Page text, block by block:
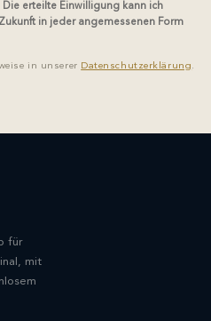
erteilte Einwilligung kann ich
in jeder angemessenen Form
in unserer Datenschutzerklärung.
für
mit